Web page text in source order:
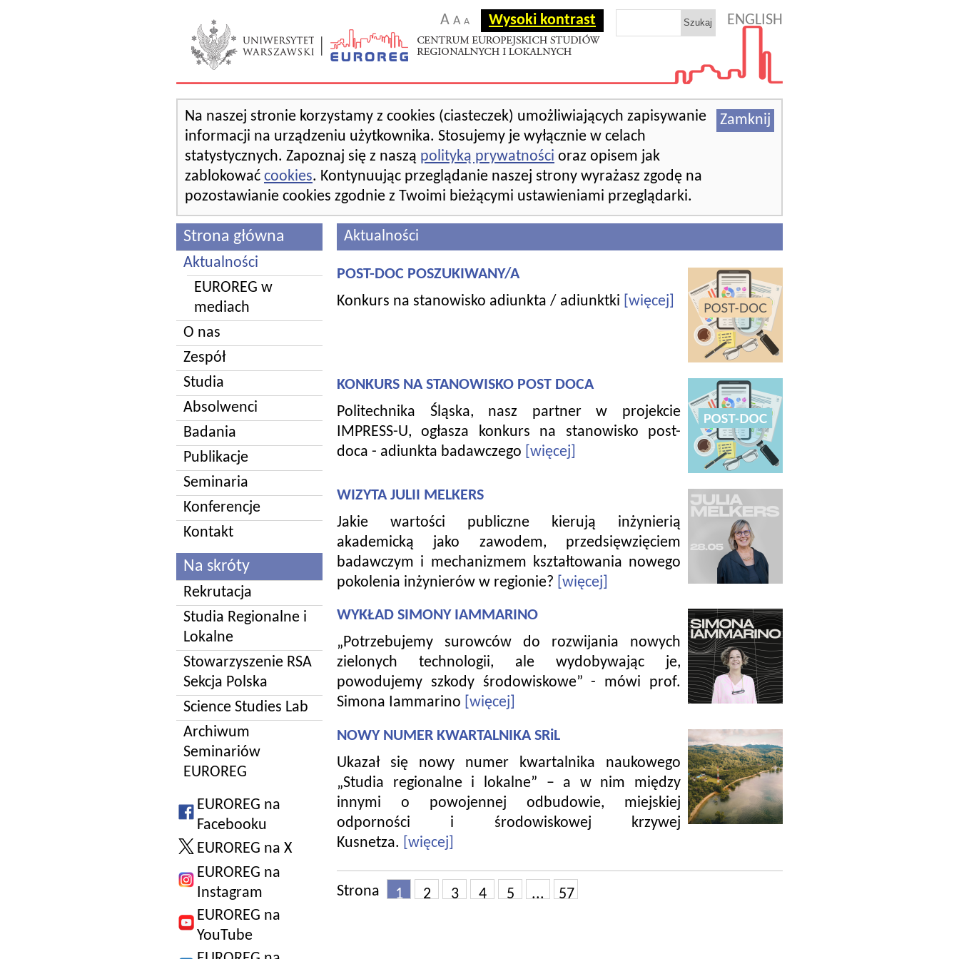
A A A Wysoki kontrast ENGLISH
Zamknij
Na naszej stronie korzystamy z cookies (ciasteczek) umożliwiających zapisywanie
informacji na urządzeniu użytkownika. Stosujemy je wyłącznie w celach
statystycznych. Zapoznaj się z naszą polityką prywatności oraz opisem jak
zablokować cookies. Kontynuując przeglądanie naszej strony wyrażasz zgodę na
pozostawianie cookies zgodnie z Twoimi bieżącymi ustawieniami przeglądarki.
Strona główna
Aktualności
EUROREG w
mediach
O nas
Zespół
Studia
Absolwenci
Badania
Publikacje
Seminaria
Konferencje
Kontakt
Na skróty
Rekrutacja
Studia Regionalne i
Lokalne
Stowarzyszenie RSA
Sekcja Polska
Science Studies Lab
Archiwum
Seminariów
EUROREG
EUROREG na
Facebooku
EUROREG na X
EUROREG na
Instagram
EUROREG na
YouTube
Aktualności
POST-DOC POSZUKIWANY/A
Konkurs na stanowisko adiunkta / adiunktki [więcej]
KONKURS NA STANOWISKO POST DOCA
Politechnika Śląska, nasz partner w projekcie
IMPRESS-U, ogłasza konkurs na stanowisko post-
doca - adiunkta badawczego [więcej]
WIZYTA JULII MELKERS
Jakie wartości publiczne kierują inżynierią
akademicką jako zawodem, przedsięwzięciem
badawczym i mechanizmem kształtowania nowego
pokolenia inżynierów w regionie? [więcej]
WYKŁAD SIMONY IAMMARINO
„Potrzebujemy surowców do rozwijania nowych
zielonych technologii, ale wydobywając je,
powodujemy szkody środowiskowe” - mówi prof.
Simona Iammarino [więcej]
NOWY NUMER KWARTALNIKA SRiL
Ukazał się nowy numer kwartalnika naukowego
„Studia regionalne i lokalne” – a w nim między
innymi o powojennej odbudowie, miejskiej
odporności i środowiskowej krzywej
Kusnetza.
[więcej]
Strona 1 2 3 4 5 ... 57